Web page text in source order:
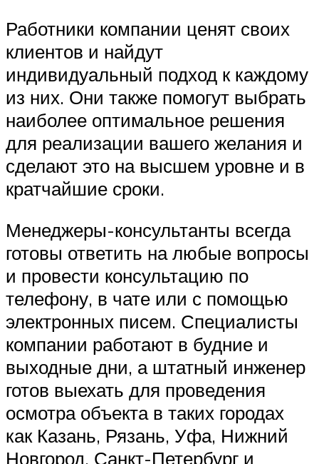
Работники компании ценят своих
клиентов и найдут
индивидуальный подход к каждому
из них. Они также помогут выбрать
наиболее оптимальное решения
для реализации вашего желания и
сделают это на высшем уровне и в
кратчайшие сроки.
Менеджеры-консультанты всегда
готовы ответить на любые вопросы
и провести консультацию по
телефону, в чате или с помощью
электронных писем. Специалисты
компании работают в будние и
выходные дни, а штатный инженер
готов выехать для проведения
осмотра объекта в таких городах
как Казань, Рязань, Уфа, Нижний
Новгород, Санкт-Петербург и